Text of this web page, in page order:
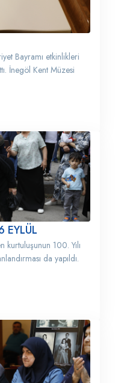
Bayramı etkinlikleri
İnegöl Kent Müzesi
EYLÜL
100. Yılı
da yapıldı.